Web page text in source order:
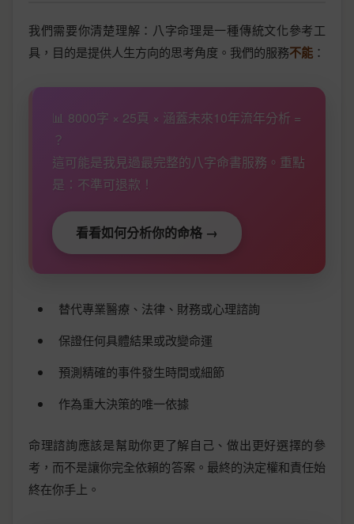
我們需要你清楚理解：八字命理是一種傳統文化參考工
具，目的是提供人生方向的思考角度。我們的服務不能 ：
📊 8000字 × 25頁 × 涵蓋未來10年流年分析 =
？
這可能是我見過最完整的八字命書服務。重點
是：不準可退款！
看看如何分析你的命格 →
替代專業醫療、法律、財務或心理諮詢
保證任何具體結果或改變命運
預測精確的事件發生時間或細節
作為重大決策的唯一依據
命理諮詢應該是幫助你更了解自己、做出更好選擇的參
考，而不是讓你完全依賴的答案。最終的決定權和責任始
終在你手上。